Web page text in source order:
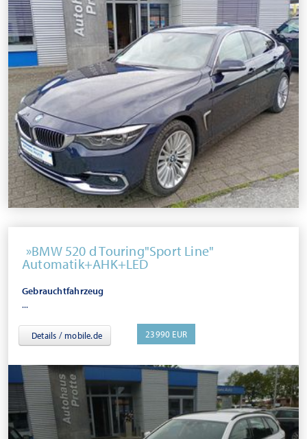
BMW 520 d Touring"Sport Line"
Automatik+AHK+LED
Gebrauchtfahrzeug
...
Details / mobile.de 23990 EUR